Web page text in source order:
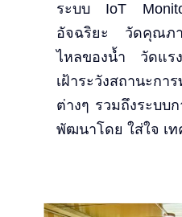
ระบบ IoT
อัจฉริยะ วัดคุณภ
ไหลของน้ำ วัดแร
เฝ้าระวังสถานะกา
ต่างๆ รวมถึงระบบ
พัฒนาโดย ใส่ใจ เท